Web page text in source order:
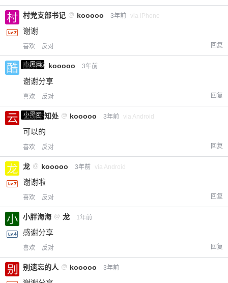
村党支部书记 @ kooooo 3年前 via iPhone
谢谢
喜欢 反对 回复
小黑屋
酷乐 @ kooooo 3年前
谢谢分享
喜欢 反对 回复
小黑屋
云深不知处 @ kooooo 3年前 via Android
可以的
喜欢 反对 回复
龙 @ kooooo 3年前 via Android
谢谢啦
喜欢 反对 回复
小胖海海 @ 龙 1年前
感谢分享
喜欢 反对 回复
别遗忘的人 @ kooooo 3年前